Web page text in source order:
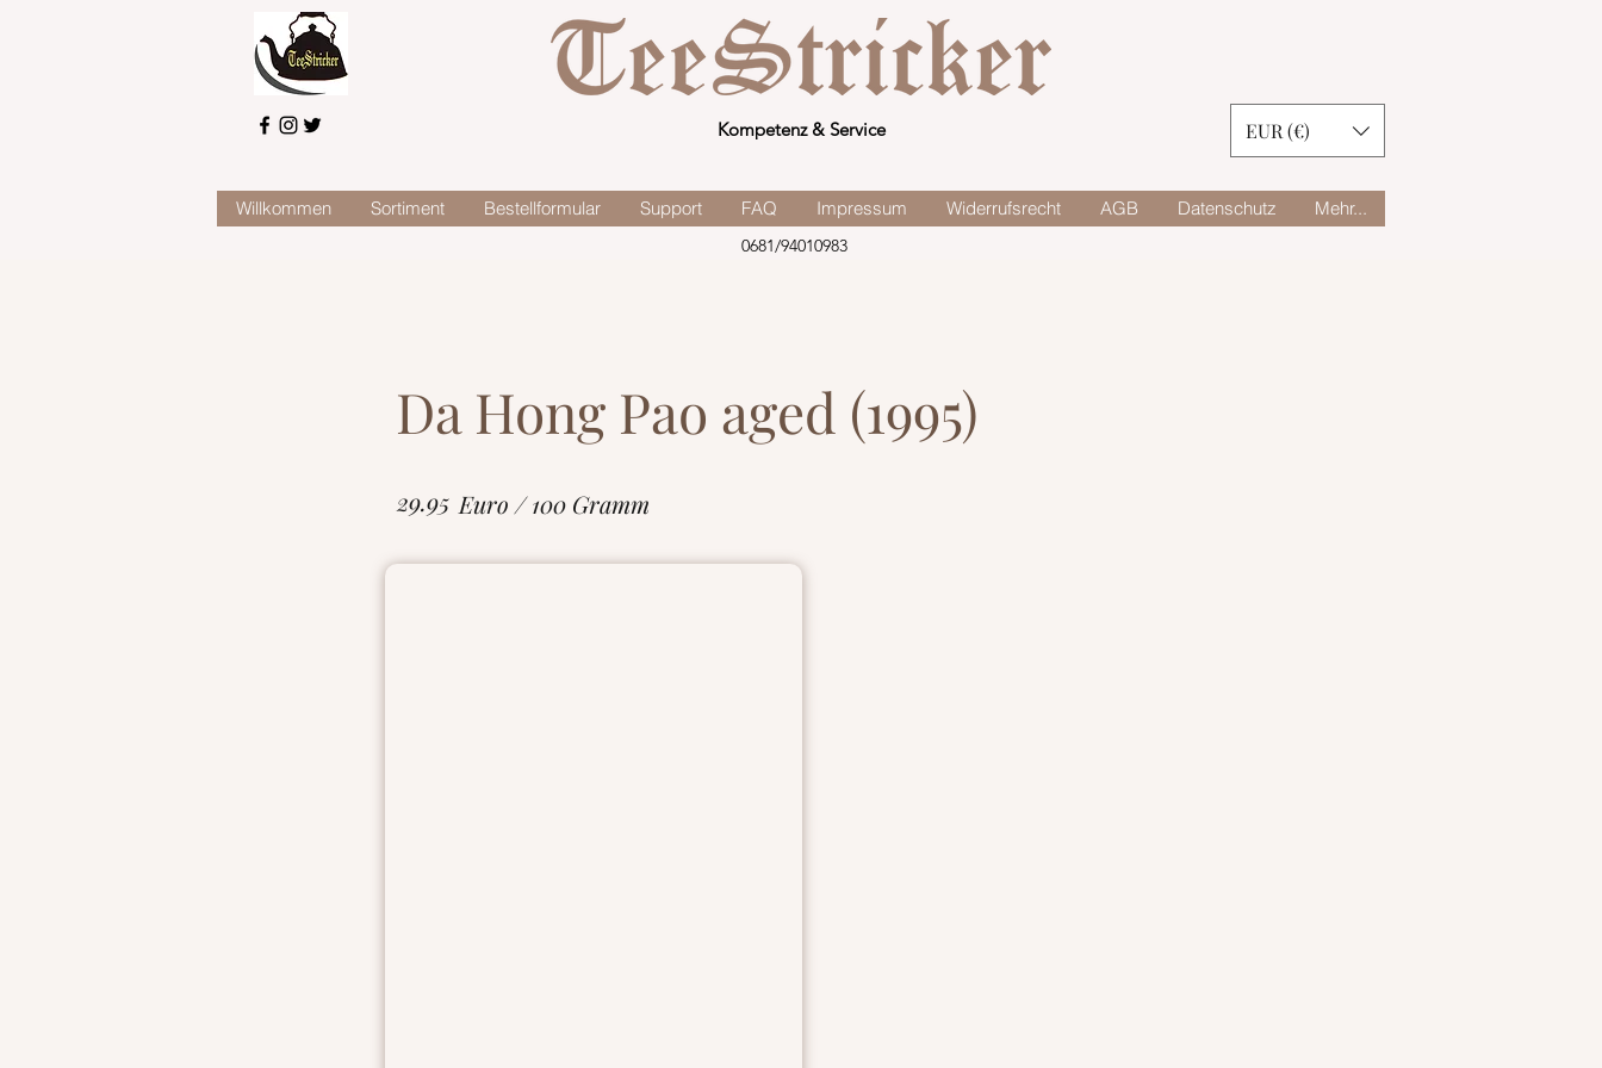
Kompetenz & Service EUR (€)
Willkommen Sortiment Bestellformular Support FAQ Impressum Widerrufsrecht AGB Datenschutz Mehr...
0681/94010983
Da Hong Pao aged (1995)
29.95 Euro / 100 Gramm